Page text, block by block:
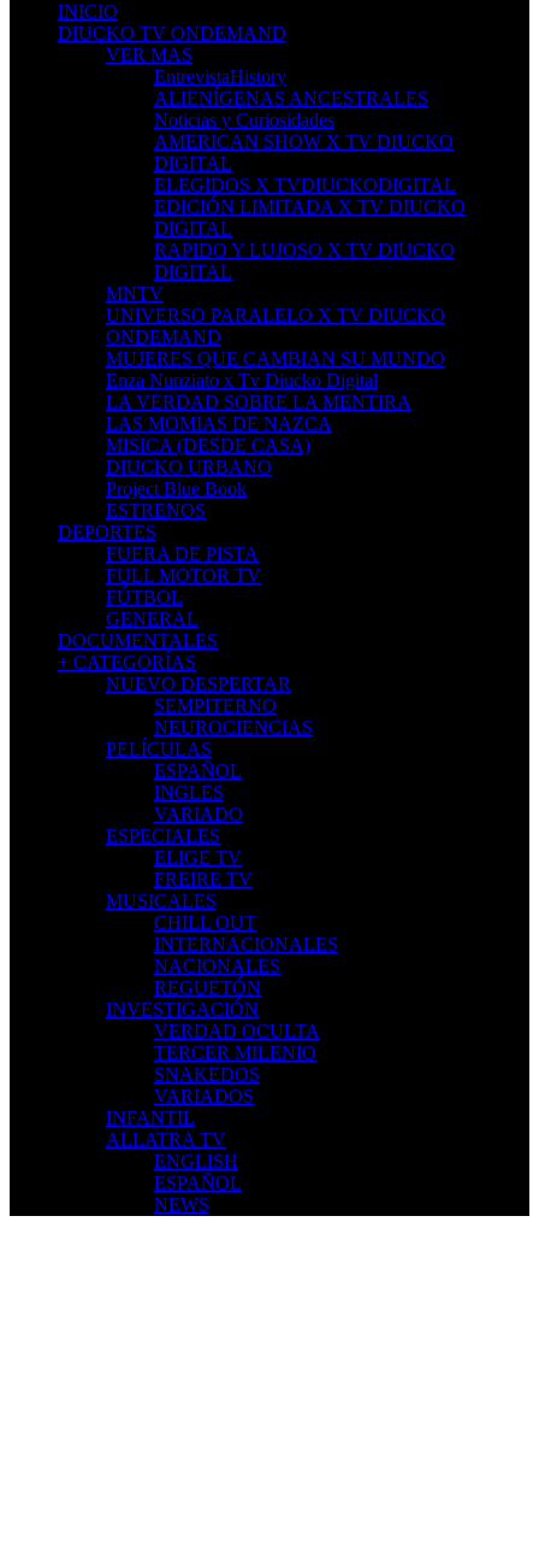
INICIO
DIUCKO TV ONDEMAND
VER MAS
EntrevistaHistory
ALIENÍGENAS ANCESTRALES
Noticias y Curiosidades
AMERICAN SHOW X TV DIUCKO
DIGITAL
ELEGIDOS X TVDIUCKODIGITAL
EDICIÓN LIMITADA X TV DIUCKO
DIGITAL
RAPIDO Y LUJOSO X TV DIUCKO
DIGITAL
MNTV
UNIVERSO PARALELO X TV DIUCKO
ONDEMAND
MUJERES QUE CAMBIAN SU MUNDO
Enza Nunziato x Tv Diucko Digital
LA VERDAD SOBRE LA MENTIRA
LAS MOMIAS DE NAZCA
MISICA (DESDE CASA)
DIUCKO URBANO
Project Blue Book
ESTRENOS
DEPORTES
FUERA DE PISTA
FULL MOTOR TV
FÚTBOL
GENERAL
DOCUMENTALES
+ CATEGORÍAS
NUEVO DESPERTAR
SEMPITERNO
NEUROCIENCIAS
PELÍCULAS
ESPAÑOL
INGLES
VARIADO
ESPECIALES
ELIGE TV
FREIRE TV
MUSICALES
CHILL OUT
INTERNACIONALES
NACIONALES
REGUETÓN
INVESTIGACIÓN
VERDAD OCULTA
TERCER MILENIO
SNAKEDOS
VARIADOS
INFANTIL
ALLATRA TV
ENGLISH
ESPAÑOL
NEWS